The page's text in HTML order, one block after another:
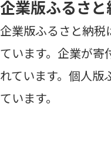
企業版ふるさ
企業版ふるさと納
ています。企業が寄
れています。個人版
ています。